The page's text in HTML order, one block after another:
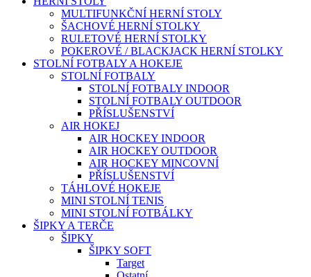
MULTIFUNKČNÍ HERNÍ STOLY
ŠACHOVÉ HERNÍ STOLKY
RULETOVÉ HERNÍ STOLKY
POKEROVÉ / BLACKJACK HERNÍ STOLKY
STOLNÍ FOTBALY A HOKEJE
STOLNÍ FOTBALY
STOLNÍ FOTBALY INDOOR
STOLNÍ FOTBALY OUTDOOR
PŘÍSLUŠENSTVÍ
AIR HOKEJ
AIR HOCKEY INDOOR
AIR HOCKEY OUTDOOR
AIR HOCKEY MINCOVNÍ
PŘÍSLUŠENSTVÍ
TÁHLOVÉ HOKEJE
MINI STOLNÍ TENIS
MINI STOLNÍ FOTBÁLKY
ŠIPKY A TERČE
ŠIPKY
ŠIPKY SOFT
Target